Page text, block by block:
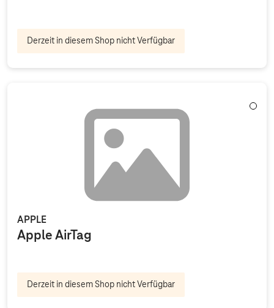
Derzeit in diesem Shop nicht Verfügbar
Weiß
APPLE
Apple AirTag
Derzeit in diesem Shop nicht Verfügbar